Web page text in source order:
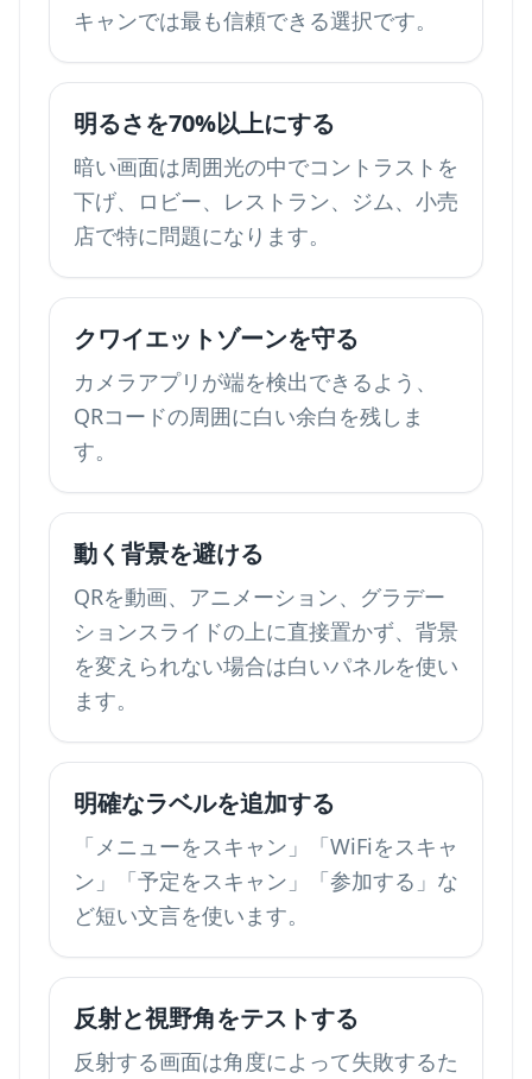
キャンでは最も信頼できる選択です。
明るさを70%以上にする
暗い画面は周囲光の中でコントラストを
下げ、ロビー、レストラン、ジム、小売
店で特に問題になります。
クワイエットゾーンを守る
カメラアプリが端を検出できるよう、
QRコードの周囲に白い余白を残しま
す。
動く背景を避ける
QRを動画、アニメーション、グラデー
ションスライドの上に直接置かず、背景
を変えられない場合は白いパネルを使い
ます。
明確なラベルを追加する
「メニューをスキャン」「WiFiをスキャ
ン」「予定をスキャン」「参加する」な
ど短い文言を使います。
反射と視野角をテストする
反射する画面は角度によって失敗するた